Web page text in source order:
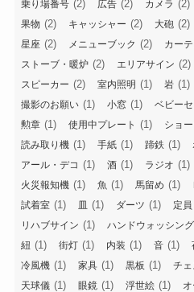
乗り場番号 (2) 広告 (2) カメラ (2)
果物 (2) キャッシャー (2) 大砲 (2)
星座 (2) メニューブック (2) カー
ストーブ・暖炉 (2) エリアサイン (2)
スピーカー (2) 室内照明 (1) 岩 (1)
撮影のお願い (1) 小窓 (1) ベビー
勲章 (1) 使用中プレート (1) ショ
読み取り機 (1) 手紙 (1) 蹄鉄 (1)
アール・デコ (1) 酒 (1) ラジオ (1)
火災報知機 (1) 魚 (1) 馬留め (1)
試着室 (1) 皿 (1) ダーツ (1) 定員
リハブサイン (1) ハンドウォッシン
紐 (1) 街灯 (1) 内装 (1) 音 (1)
冷風機 (1) 家具 (1) 黒板 (1) チェ
天球儀 (1) 眼鏡 (1) 浮世絵 (1)